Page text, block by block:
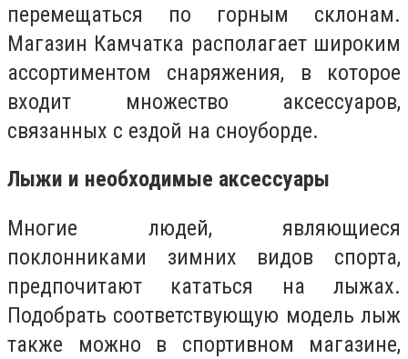
перемещаться по горным склонам.
Магазин Камчатка располагает широким
ассортиментом снаряжения, в которое
входит множество аксессуаров,
связанных с ездой на сноуборде.
Лыжи и необходимые аксессуары
Многие людей, являющиеся
поклонниками зимних видов спорта,
предпочитают кататься на лыжах.
Подобрать соответствующую модель лыж
также можно в спортивном магазине,